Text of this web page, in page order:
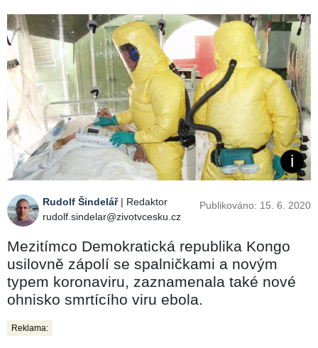
Rudolf Šindelář| Redaktor
rudolf.sindelar@zivotvcesku.cz
Publikováno: 15. 6. 2020
Mezitímco Demokratická republika Kongo
usilovně zápolí se spalničkami a novým
typem koronaviru, zaznamenala také nové
ohnisko smrtícího viru ebola.
Reklama: